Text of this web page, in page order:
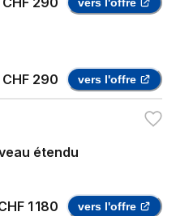
CHF 290 vers l'offre
étendu
1 180 vers l'offre